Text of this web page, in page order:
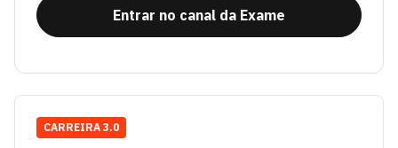
Entrar no canal da Exame
CARREIRA 3.0